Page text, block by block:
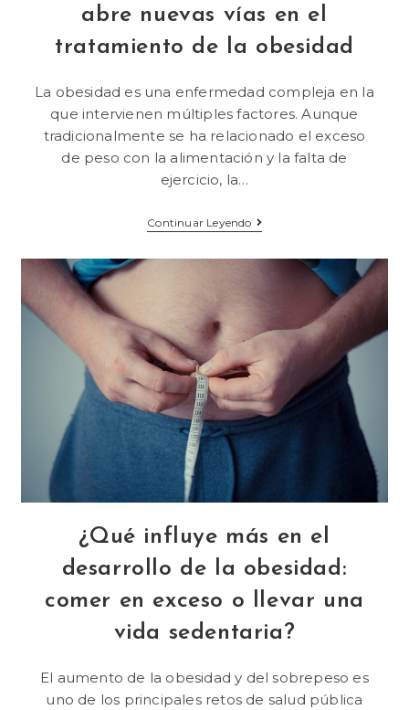
abre nuevas vías en el
tratamiento de la obesidad
La obesidad es una enfermedad compleja en la
que intervienen múltiples factores. Aunque
tradicionalmente se ha relacionado el exceso
de peso con la alimentación y la falta de
ejercicio, la…
Continuar Leyendo
¿Qué influye más en el
desarrollo de la obesidad:
comer en exceso o llevar una
vida sedentaria?
El aumento de la obesidad y del sobrepeso es
uno de los principales retos de salud pública